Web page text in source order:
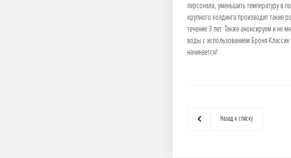
персонала, уменьшить температуру в
крупного холдинга производит такие
течение 3 лет. Также анонсируем и не
воды с использованием Броня
начинается!
Назад к списку